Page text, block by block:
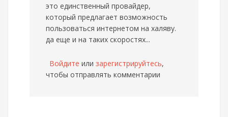
это единственный провайдер,
который предлагает возможность
пользоваться интернетом на халяву.
да еще и на таких скоростях...
Войдите или зарегистрируйтесь,
чтобы отправлять комментарии